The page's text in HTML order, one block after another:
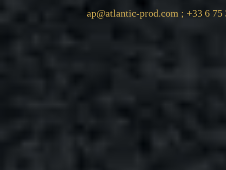
ap@atlantic-prod.com ; +33 6 75